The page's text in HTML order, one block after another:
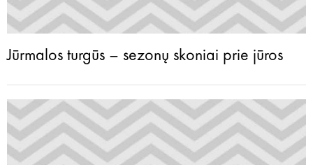
Jūrmalos turgūs – sezonų skoniai prie jūros